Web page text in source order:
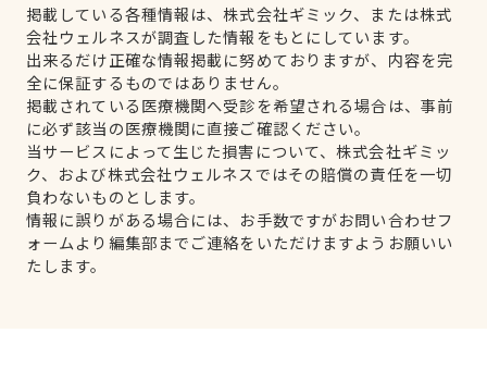
掲載している各種情報は、株式会社ギミック、または株式
会社ウェルネスが調査した情報をもとにしています。
出来るだけ正確な情報掲載に努めておりますが、内容を完
全に保証するものではありません。
掲載されている医療機関へ受診を希望される場合は、事前
に必ず該当の医療機関に直接ご確認ください。
当サービスによって生じた損害について、株式会社ギミッ
ク、および株式会社ウェルネスではその賠償の責任を一切
負わないものとします。
情報に誤りがある場合には、お手数ですがお問い合わせフ
ォームより編集部までご連絡をいただけますようお願いい
たします。